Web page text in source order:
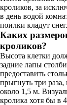
кроликов, за
в день водой
поилки кладут снег.
Каких
кроликов?
Высота клетки
задние лапы
предоставить
прыгнуть три
около 1,5 м.
кролика хотя бы в 4